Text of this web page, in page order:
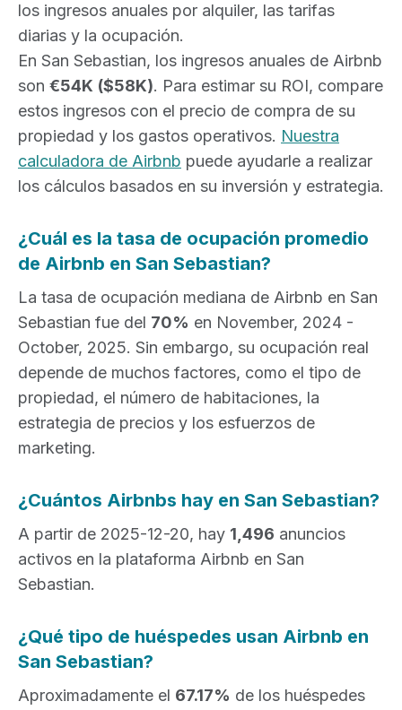
los ingresos anuales por alquiler, las tarifas
diarias y la ocupación.
En San Sebastian, los ingresos anuales de Airbnb
son €54K ($58K). Para estimar su ROI, compare
estos ingresos con el precio de compra de su
propiedad y los gastos operativos. Nuestra
calculadora de Airbnb puede ayudarle a realizar
los cálculos basados en su inversión y estrategia.
¿Cuál es la tasa de ocupación promedio
de Airbnb en San Sebastian?
La tasa de ocupación mediana de Airbnb en San
Sebastian fue del 70% en November, 2024 -
October, 2025. Sin embargo, su ocupación real
depende de muchos factores, como el tipo de
propiedad, el número de habitaciones, la
estrategia de precios y los esfuerzos de
marketing.
¿Cuántos Airbnbs hay en San Sebastian?
A partir de 2025-12-20, hay 1,496 anuncios
activos en la plataforma Airbnb en San
Sebastian.
¿Qué tipo de huéspedes usan Airbnb en
San Sebastian?
Aproximadamente el 67.17% de los huéspedes